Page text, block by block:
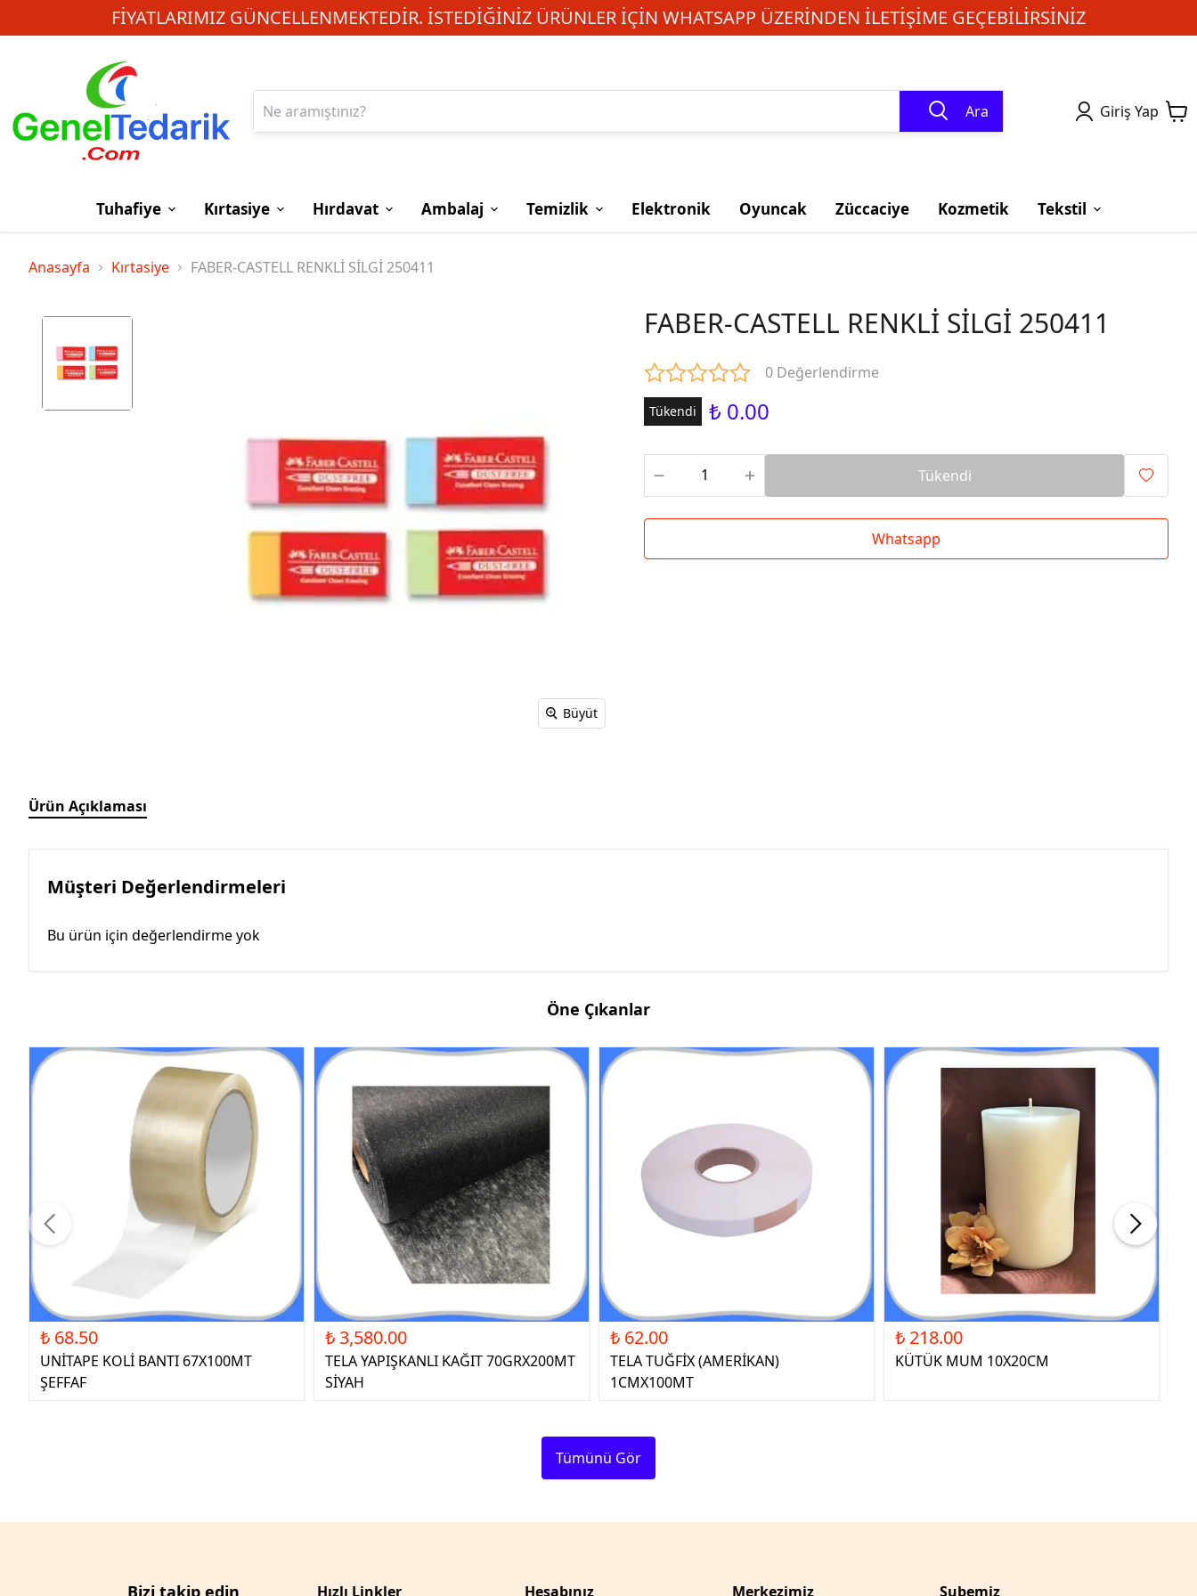
FIYATLARIMIZ GÜNCELLENMEKTEDIR. İSTEDIĞINIZ ÜRÜNLER IÇIN WHATSAPP ÜZERINDEN ILETIŞIME GEÇEBILIRSINIZ
Ara Giriş Yap
Tuhafiye Kırtasiye Hırdavat Ambalaj Temizlik Elektronik Oyuncak Züccaciye Kozmetik Tekstil
Anasayfa Kırtasiye FABER-CASTELL RENKLİ SİLGİ 250411
Büyüt
FABER-CASTELL RENKLİ SİLGİ 250411
0 Değerlendirme
Tükendi ₺ 0.00
Tükendi
Whatsapp
Ürün Açıklaması
Müşteri Değerlendirmeleri
Bu ürün için değerlendirme yok
Öne Çıkanlar
₺ 68.50
UNİTAPE KOLİ BANTI 67X100MT
ŞEFFAF
₺ 3,580.00
TELA YAPIŞKANLI KAĞIT 70GRX200MT
SİYAH
₺ 62.00
TELA TUĞFİX (AMERİKAN)
1CMX100MT
₺ 218.00
KÜTÜK MUM 10X20CM
Tümünü Gör
Bizi takip edin Hızlı Linkler Hesabınız Merkezimiz Şubemiz